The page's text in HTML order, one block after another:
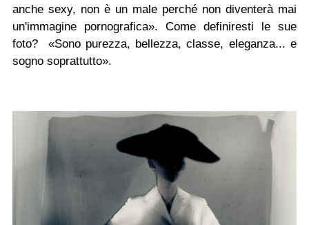
anche sexy, non è un male perché non diventerà mai
un'immagine pornografica». Come definiresti le sue
foto? «Sono purezza, bellezza, classe, eleganza... e
sogno soprattutto».